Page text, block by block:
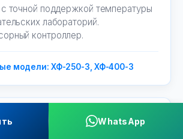
WhatsApp
точной поддержкой температуры
лабораторий.
контроллер.
модели: ХФ-250-3, ХФ-400-3